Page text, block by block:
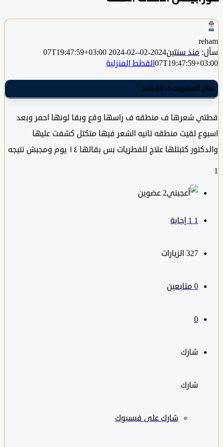
منذ سنتين2024-02-07T19:47:59+03:00
2024-02-
القطط المنزلية
الفطريات ف القطط
شعرها ف منطقه ف راسها وقع وبقا لونها احمر وبعد
لقيت منطقه تانيه الشعر فيها متكتل كشفت عليها
كتبتلها علاج للفطريات بس بقالها ١٤ يوم ومجبش نتيجه
‫2 عضوين
327 الزيارات
متابعين
شارك
شارك على فيسبوك